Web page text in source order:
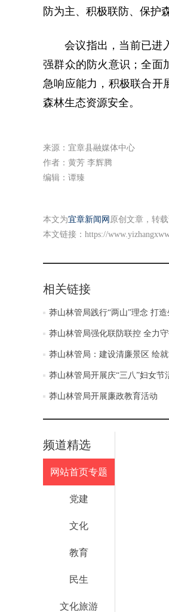
防为主、积极联防、保护
会议指出，当前已进
强群众的防火意识；全面
急响应能力，积极联合开
森林生态资源安全。
来源：宜章县融媒体中心
作者：黄芳 李辉腾
编辑：谭臻
本文为宜章新闻网 原创文章，转
本文链接： https://
相关链接
莽山林管局践行“两山”理念 打造
莽山林管局强化联防联控 全力
莽山林管局：建设清廉景区 绘
莽山林管局开展庆“三八”妇女节
莽山林管局开展廉政教育活动
频道精选
网站首页专题
党建
文化
教育
民生
文化旅游